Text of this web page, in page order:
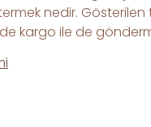
nedir. Gösterilen
kargo ile de